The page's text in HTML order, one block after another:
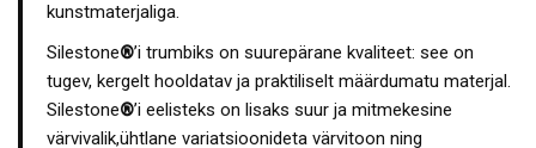
kunstmaterjaliga.
Silestone®’i trumbiks on suurepärane kvaliteet: see on
tugev, kergelt hooldatav ja praktiliselt määrdumatu materjal.
Silestone®’i eelisteks on lisaks suur ja mitmekesine
värvivalik,ühtlane variatsioonideta värvitoon ning